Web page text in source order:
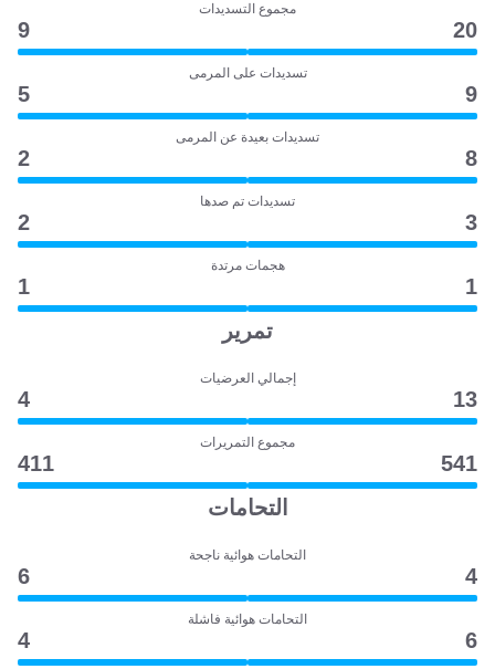
مجموع التسديدات
20
9
تسديدات على المرمى
9
5
تسديدات بعيدة عن المرمى
8
2
تسديدات تم صدها
3
2
هجمات مرتدة
1
1
تمرير
إجمالي العرضيات
13
4
مجموع التمريرات
541
411
التحامات
التحامات هوائية ناجحة
4
6
التحامات هوائية فاشلة
6
4